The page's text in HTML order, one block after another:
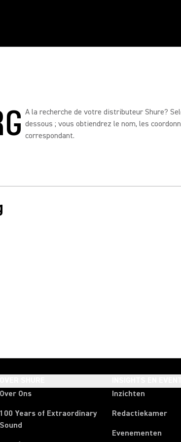
A la recherche de votre distributeur Shure?
dessous ; vous obtiendrez le nom, les
correspondant.
Over Ons
100 Years of Extraordinary
Sound
Inzichten
Redactiekamer
Evenementen